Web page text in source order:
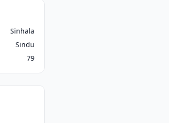
Sinhala
Sindu
79